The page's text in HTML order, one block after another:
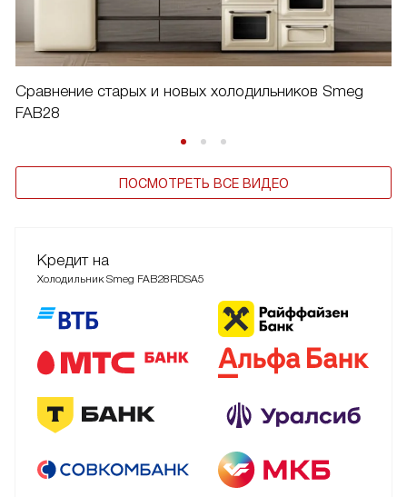
Сравнение старых и новых холодильников Smeg
FAB28
ПОСМОТРЕТЬ ВСЕ ВИДЕО
Кредит на
Холодильник Smeg FAB28RDSA5